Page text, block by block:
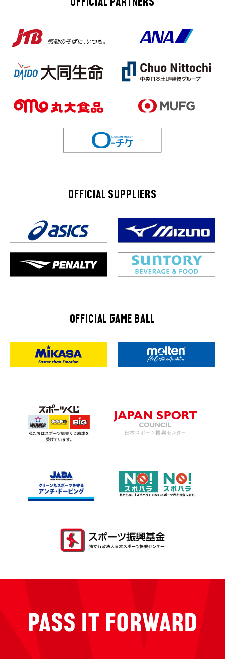
OFFICIAL SUPPLIERS
OFFICIAL GAME BALL